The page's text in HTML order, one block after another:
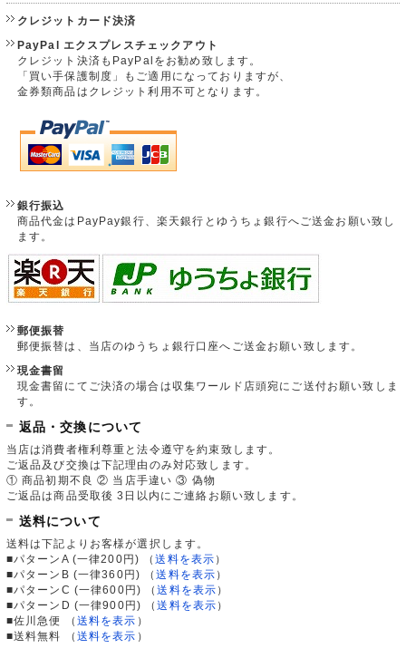
クレジットカード決済
PayPal エクスプレスチェックアウト
クレジット決済もPayPalをお勧め致します。
「買い手保護制度」もご適用になっておりますが、
金券類商品はクレジット利用不可となります。
銀行振込
商品代金はPayPay銀行、楽天銀行とゆうちょ銀行へご送金お願い致し
ます。
郵便振替
郵便振替は、当店のゆうちょ銀行口座へご送金お願い致します。
現金書留
現金書留にてご決済の場合は収集ワールド店頭宛にご送付お願い致しま
す。
返品・交換について
当店は消費者権利尊重と法令遵守を約束致します。
ご返品及び交換は下記理由のみ対応致します。
① 商品初期不良 ② 当店手違い ③ 偽物
ご返品は商品受取後 3日以内にご連絡お願い致します。
送料について
送料は下記よりお客様が選択します。
■パターンA (一律200円)
（送料を表示 ）
■パターンB (一律360円)
（送料を表示 ）
■パターンC (一律600円)
（送料を表示 ）
■パターンD (一律900円)
（送料を表示 ）
■佐川急便
（ 送料を表示 ）
■送料無料
（ 送料を表示 ）